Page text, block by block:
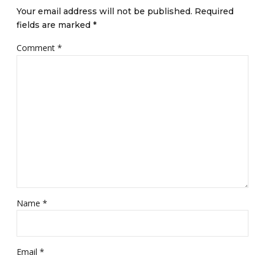
Your email address will not be published. Required
fields are marked *
Comment *
Name *
Email *